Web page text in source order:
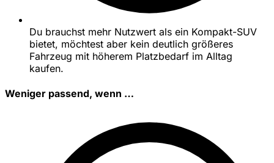
Du brauchst mehr Nutzwert als ein Kompakt-SUV
bietet, möchtest aber kein deutlich größeres
Fahrzeug mit höherem Platzbedarf im Alltag
kaufen.
Weniger passend, wenn …